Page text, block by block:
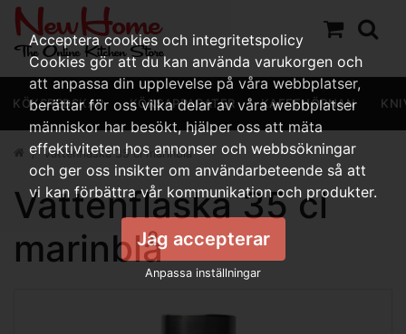
KÖKSREDSKAP KÖKSAPPARATER KAFFEHÖRNAN
Vattenflaska 35 cl marinblå
Vattenflaska 35 cl
marinblå
Acceptera cookies och integritetspolicy
Cookies gör att du kan använda varukorgen och
att anpassa din upplevelse på våra webbplatser,
berättar för oss vilka delar av våra webbplatser
människor har besökt, hjälper oss att mäta
effektiviteten hos annonser och webbsökningar
och ger oss insikter om användarbeteende så att
vi kan förbättra vår kommunikation och produkter.
Jag accepterar
Anpassa inställningar